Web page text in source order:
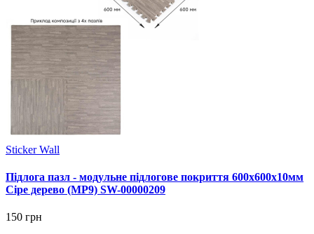
Sticker Wall
Підлога пазл - модульне підлогове покриття 600x600x10мм
Сіре дерево (МР9) SW-00000209
150 грн